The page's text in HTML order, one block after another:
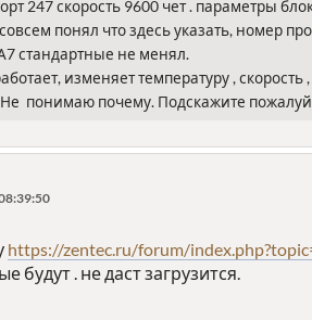
247 скорость 9600 чет . параметры
понял что здесь указать, номер
стандартные не менял.
изменяет температуру ,
понимаю почему. Подскажите
https://zentec.ru/forum/
будут . не даст загрузится.